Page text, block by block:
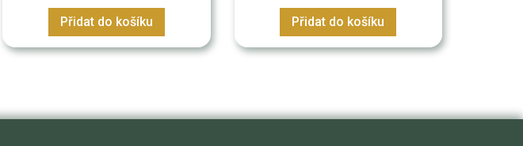
Přidat do košíku Přidat do košíku